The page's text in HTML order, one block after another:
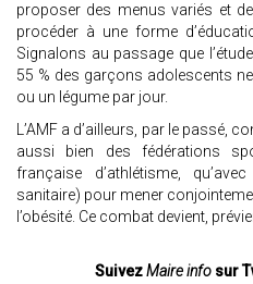
proposer des menus variés et
procéder à une forme
Signalons au passage que
55 % des garçons adolescents
ou un légume par jour.
L’AMF a d’ailleurs, par le passé,
aussi bien des fédérations
française d’athlétisme,
sanitaire) pour mener
l’obésité. Ce combat devient,
SuivezMaire info sur